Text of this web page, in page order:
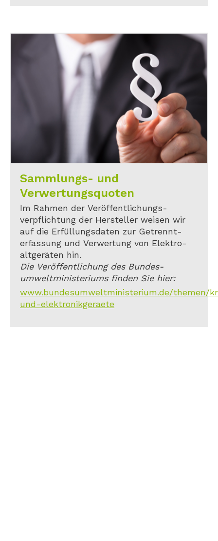
Sammlungs- und
Verwertungsquoten
Im Rahmen der Veröffentlichungs-
verpflichtung der Hersteller weisen wir
auf die Erfüllungsdaten zur Getrennt-
erfassung und Verwertung von Elektro-
altgeräten hin.
Die Veröffentlichung des Bundes-
umweltministeriums finden Sie hier:
www.bundesumweltministerium.de/
und-elektronikgeraete